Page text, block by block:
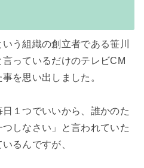
う組織の創立者である笹川
っているだけのテレビCM
を思い出しました。
１つでいいから、誰かのた
しなさい」と言われていた
るんですが、